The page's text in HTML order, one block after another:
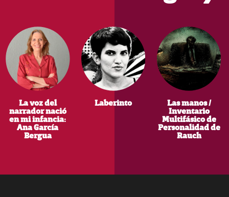
La voz del
narrador nació
en mi infancia:
Ana García
Bergua
Laberinto
Las manos /
Inventario
Multifásico de
Personalidad de
Rauch